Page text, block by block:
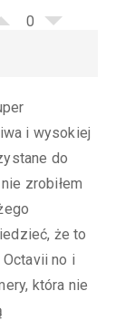
0
i wysokiej
do
zrobiłem
że to
no i
która nie